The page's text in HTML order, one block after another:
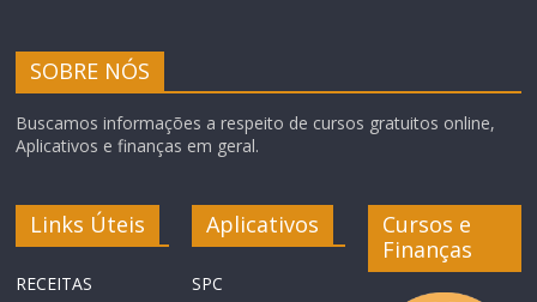
SOBRE NÓS
Buscamos informações a respeito de cursos gratuitos online,
Aplicativos e finanças em geral.
Links Úteis
RECEITAS
Aplicativos
SPC
Cursos e
Finanças